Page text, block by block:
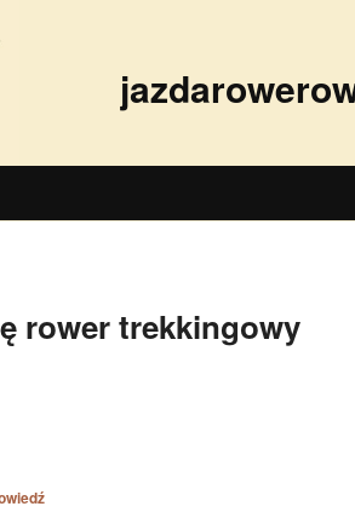
rower trekkingowy